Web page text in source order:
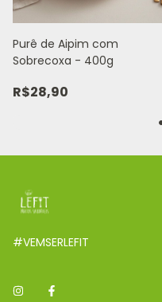
Purê de Aipim com
Sobrecoxa - 400g
R$28,90
#VEMSERLEFIT